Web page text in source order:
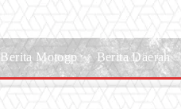
Berita Motogp Berita Daerah